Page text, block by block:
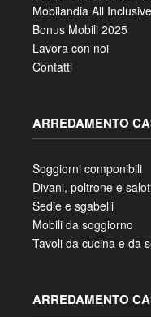
Mobilandia All Inclusive
Bonus Mobili 2025
Lavora con noi
Contatti
ARREDAMENTO
Soggiorni componibili
Divani, poltrone e
Sedie e sgabelli
Mobili da soggiorno
Tavoli da cucina e da
ARREDAMENTO